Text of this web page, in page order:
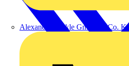
Alexander Bürkle GmbH & Co. KG